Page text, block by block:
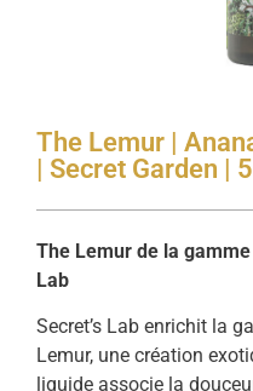
The Lemur |
| Secret Garden |
The Lemur de la
Lab
Secret’s Lab enrichit la
Lemur, une création
liquide associe la